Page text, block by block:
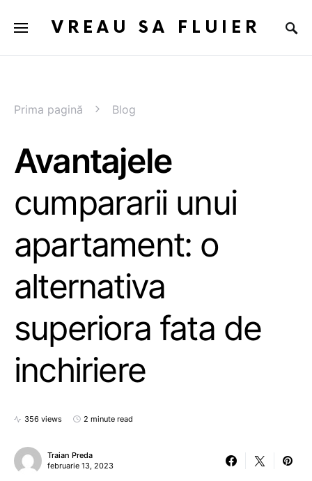
VREAU SA FLUIER
Prima pagină Blog
Avantajele
cumpararii unui
apartament: o
alternativa
superiora fata de
inchiriere
356 views 2 minute read
Traian Preda
februarie 13, 2023